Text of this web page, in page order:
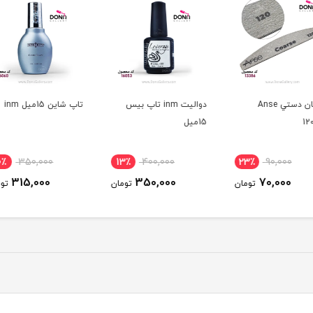
دواليت inm تاپ بيس
400,000
350,000 تومان
تاپ شاين 15ميل inm
350,000 10٪
تومان